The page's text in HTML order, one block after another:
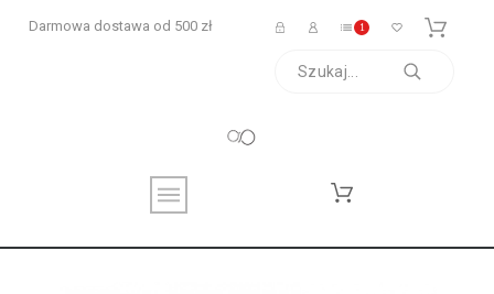
Darmowa dostawa od 500 zł 1